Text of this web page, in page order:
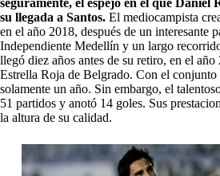
seguramente, el espejo en el que Daniel
su llegada a Santos. El mediocampista
en el año 2018, después de un interesante
Independiente Medellín y un largo
llegó diez años antes de su retiro, en el
Estrella Roja de Belgrado. Con el
solamente un año. Sin embargo, el
51 partidos y anotó 14 goles. Sus
la altura de su calidad.